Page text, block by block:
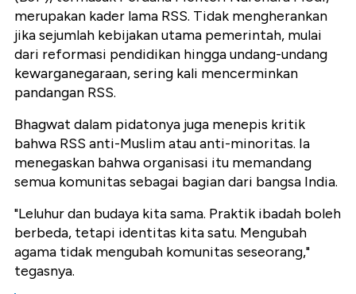
merupakan kader lama RSS. Tidak mengherankan
jika sejumlah kebijakan utama pemerintah, mulai
dari reformasi pendidikan hingga undang-undang
kewarganegaraan, sering kali mencerminkan
pandangan RSS.
Bhagwat dalam pidatonya juga menepis kritik
bahwa RSS anti-Muslim atau anti-minoritas. Ia
menegaskan bahwa organisasi itu memandang
semua komunitas sebagai bagian dari bangsa India.
"Leluhur dan budaya kita sama. Praktik ibadah boleh
berbeda, tetapi identitas kita satu. Mengubah
agama tidak mengubah komunitas seseorang,"
tegasnya.